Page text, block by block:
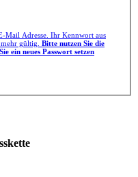
Mail Adresse. Ihr Kennwort aus
gültig. Bitte nutzen Sie die
ein neues Passwort setzen